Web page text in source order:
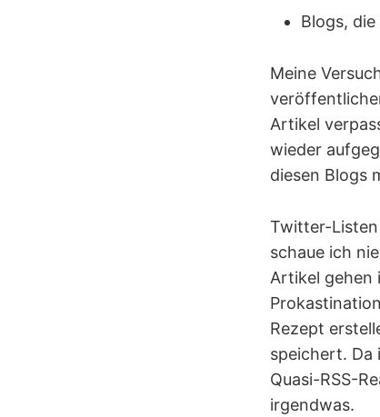
Blogs,
Meine
Artikel
wieder
diesen Blogs
Twitter-Listen
schaue ich
Artikel gehen
Rezept
speichert. Da
Quasi-RSS-
irgendwas.